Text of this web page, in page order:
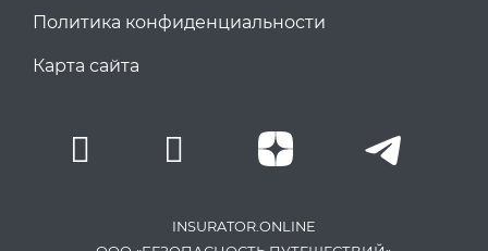
Политика конфиденциальности
Карта сайта
INSURATOR.ONLINE